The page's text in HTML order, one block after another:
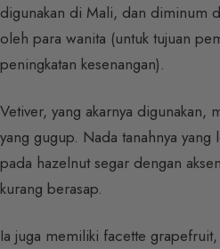
digunakan di Mali, dan diminum
oleh para wanita (untuk tujuan
peningkatan kesenangan).
Vetiver, yang akarnya digunakan,
yang gugup. Nada tanahnya yang
pada hazelnut segar dengan
kurang berasap.
Ia juga memiliki facette